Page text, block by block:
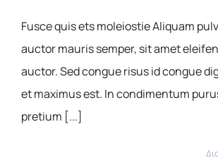
Fusce quis ets moleiostie Aliquam
auctor mauris semper, sit amet
auctor. Sed congue risus id congue
et maximus est. In condimentum
pretium [...]